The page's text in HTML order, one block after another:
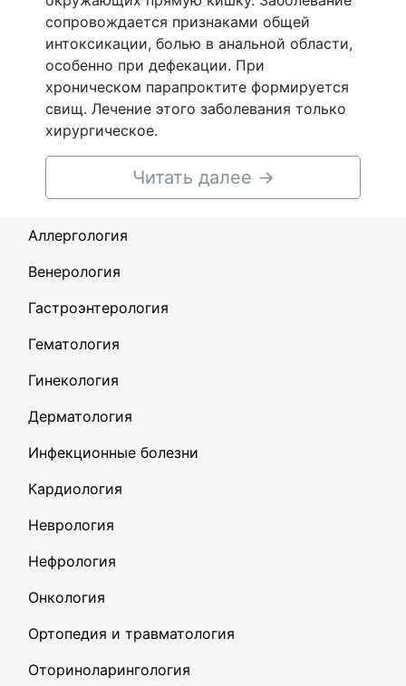
сопровождается признаками общей
интоксикации, болью в анальной области,
особенно при дефекации. При
хроническом парапроктите формируется
свищ. Лечение этого заболевания только
хирургическое.
Читать далее →
Аллергология
Венерология
Гастроэнтерология
Гематология
Гинекология
Дерматология
Инфекционные болезни
Кардиология
Неврология
Нефрология
Онкология
Ортопедия и травматология
Оториноларингология